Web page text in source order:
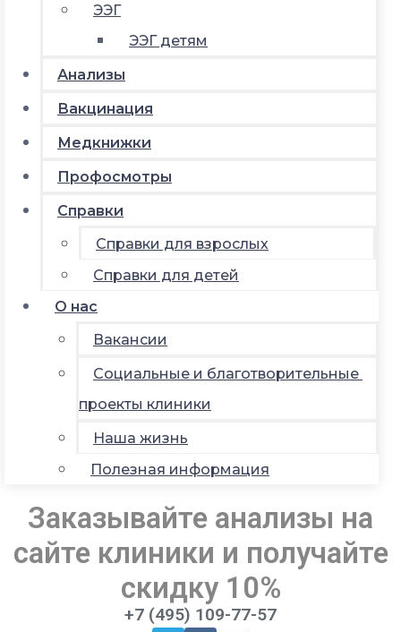
ЭЭГ
ЭЭГ детям
Анализы
Вакцинация
Медкнижки
Профосмотры
Справки
Справки для взрослых
Справки для детей
О нас
Вакансии
Социальные и благотворительные
проекты клиники
Наша жизнь
Полезная информация
Заказывайте анализы на
сайте клиники и получайте
скидку 10%
+7 (495) 109-77-57